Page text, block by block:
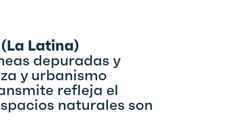
Latina)
depuradas y
y urbanismo
refleja el
naturales son